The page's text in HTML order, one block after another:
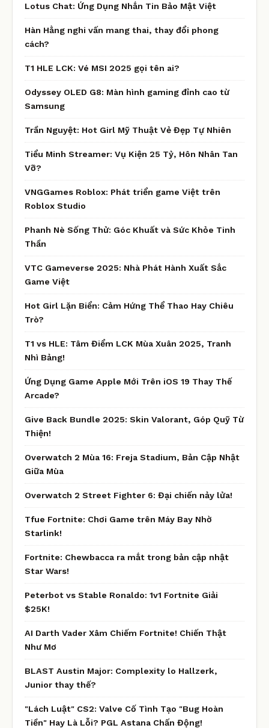
Lotus Chat: Ứng Dụng Nhắn Tin Bảo Mật Việt
Hàn Hằng nghi vấn mang thai, thay đổi phong
cách?
T1 HLE LCK: Vé MSI 2025 gọi tên ai?
Odyssey OLED G8: Màn hình gaming đỉnh cao từ
Samsung
Trần Nguyệt: Hot Girl Mỹ Thuật Vẻ Đẹp Tự Nhiên
Tiểu Minh Streamer: Vụ Kiện 25 Tỷ, Hôn Nhân Tan
Vỡ?
VNGGames Roblox: Phát triển game Việt trên
Roblox Studio
Phanh Nè Sống Thử: Góc Khuất và Sức Khỏe Tinh
Thần
VTC Gameverse 2025: Nhà Phát Hành Xuất Sắc
Game Việt
Hot Girl Lặn Biển: Cảm Hứng Thể Thao Hay Chiêu
Trò?
T1 vs HLE: Tâm Điểm LCK Mùa Xuân 2025, Tranh
Nhì Bảng!
Ứng Dụng Game Apple Mới Trên iOS 19 Thay Thế
Arcade?
Give Back Bundle 2025: Skin Valorant, Góp Quỹ Từ
Thiện!
Overwatch 2 Mùa 16: Freja Stadium, Bản Cập Nhật
Giữa Mùa
Overwatch 2 Street Fighter 6: Đại chiến nảy lửa!
Tfue Fortnite: Chơi Game trên Máy Bay Nhờ
Starlink!
Fortnite: Chewbacca ra mắt trong bản cập nhật
Star Wars!
Peterbot vs Stable Ronaldo: 1v1 Fortnite Giải
$25K!
AI Darth Vader Xâm Chiếm Fortnite! Chiến Thật
Như Mơ
BLAST Austin Major: Complexity lo Hallzerk,
Junior thay thế?
"Lách Luật" CS2: Valve Cố Tình Tạo "Bug Hoàn
Tiền" Hay Là Lỗi? PGL Astana Chấn Động!